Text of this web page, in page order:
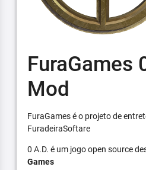
FuraGames
Mod
FuraGames é o projeto de
FuradeiraSoftare
0 A.D. é um jogo open source
Games